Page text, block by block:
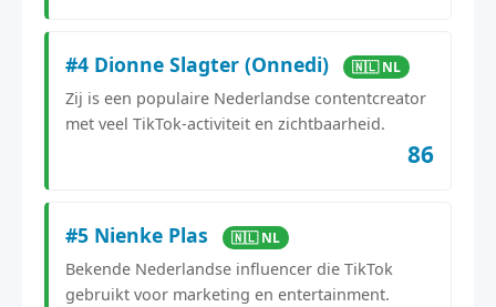
#4 Dionne Slagter (Onnedi) 🇳🇱 NL
Zij is een populaire Nederlandse contentcreator
met veel TikTok-activiteit en zichtbaarheid.
86
#5 Nienke Plas 🇳🇱 NL
Bekende Nederlandse influencer die TikTok
gebruikt voor marketing en entertainment.